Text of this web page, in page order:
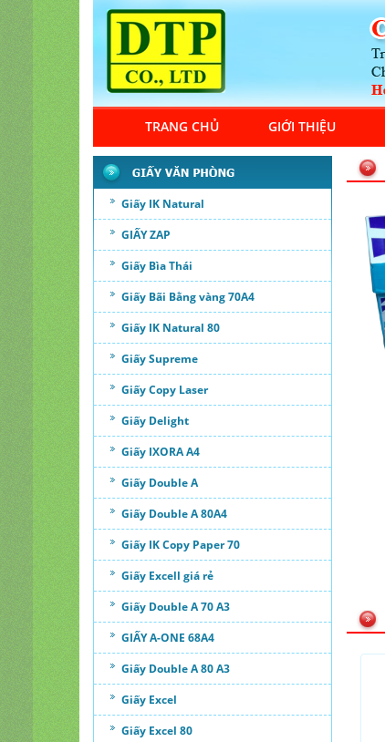
TRANG CHỦ GIỚI THIỆU
Giấy IK Natural
GIẤY ZAP
Giấy Bìa Thái
Giấy Bãi Bằng vàng 70A4
Giấy IK Natural 80
Giấy Supreme
Giấy Copy Laser
Giấy Delight
Giấy IXORA A4
Giấy Double A
Giấy Double A 80A4
Giấy IK Copy Paper 70
Giấy Excell giá rẻ
Giấy Double A 70 A3
GIẤY A-ONE 68A4
Giấy Double A 80 A3
Giấy Excel
Giấy Excel 80